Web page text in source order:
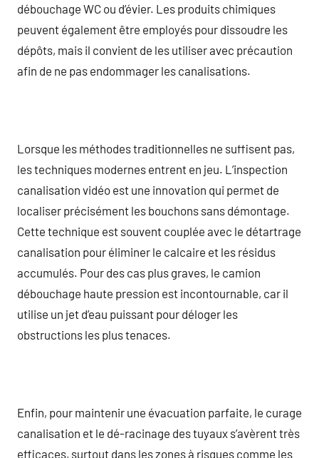
débouchage WC ou d’évier. Les produits chimiques
peuvent également être employés pour dissoudre les
dépôts, mais il convient de les utiliser avec précaution
afin de ne pas endommager les canalisations.
Lorsque les méthodes traditionnelles ne suffisent pas,
les techniques modernes entrent en jeu. L’inspection
canalisation vidéo est une innovation qui permet de
localiser précisément les bouchons sans démontage.
Cette technique est souvent couplée avec le détartrage
canalisation pour éliminer le calcaire et les résidus
accumulés. Pour des cas plus graves, le camion
débouchage haute pression est incontournable, car il
utilise un jet d’eau puissant pour déloger les
obstructions les plus tenaces.
Enfin, pour maintenir une évacuation parfaite, le curage
canalisation et le dé-racinage des tuyaux s’avèrent très
efficaces, surtout dans les zones à risques comme les